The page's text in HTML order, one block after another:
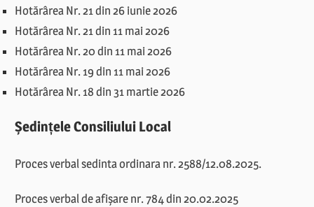
Hotărârea Nr. 21 din 26 iunie 2026
Hotărârea Nr. 21 din 11 mai 2026
Hotărârea Nr. 20 din 11 mai 2026
Hotărârea Nr. 19 din 11 mai 2026
Hotărârea Nr. 18 din 31 martie 2026
Ședințele Consiliului Local
Proces verbal sedinta ordinara nr. 2588/12.08.2025.
Proces verbal de afișare nr. 784 din 20.02.2025